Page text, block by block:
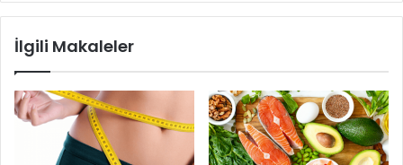
Diyet Mısır Çorbası
İlgili Makaleler